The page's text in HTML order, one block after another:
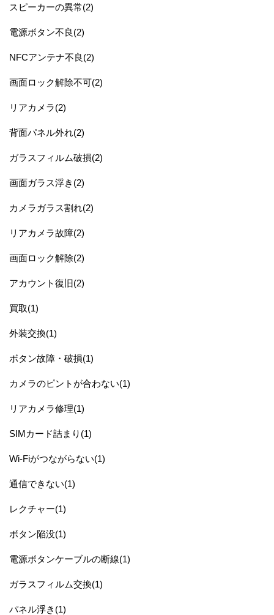
スピーカーの異常(2)
電源ボタン不良(2)
NFCアンテナ不良(2)
画面ロック解除不可(2)
リアカメラ(2)
背面パネル外れ(2)
ガラスフィルム破損(2)
画面ガラス浮き(2)
カメラガラス割れ(2)
リアカメラ故障(2)
画面ロック解除(2)
アカウント復旧(2)
買取(1)
外装交換(1)
ボタン故障・破損(1)
カメラのピントが合わない(1)
リアカメラ修理(1)
SIMカード詰まり(1)
Wi-Fiがつながらない(1)
通信できない(1)
レクチャー(1)
ボタン陥没(1)
電源ボタンケーブルの断線(1)
ガラスフィルム交換(1)
パネル浮き(1)